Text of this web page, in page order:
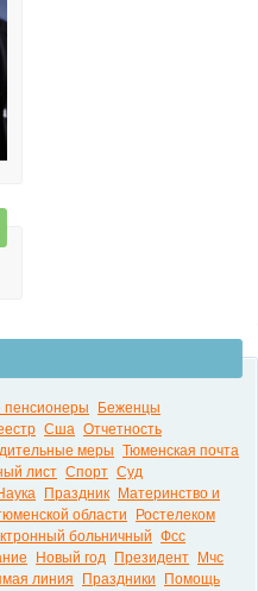
Беженцы
Сша Отчетность
меры Тюменская почта
лист Спорт Суд
Праздник
Материнство и
области
Ростелеком
больничный Фсс
Новый год Президент
Мчс
линия Праздники
Помощь